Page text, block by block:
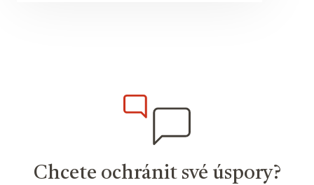
Chcete ochránit své úspory?